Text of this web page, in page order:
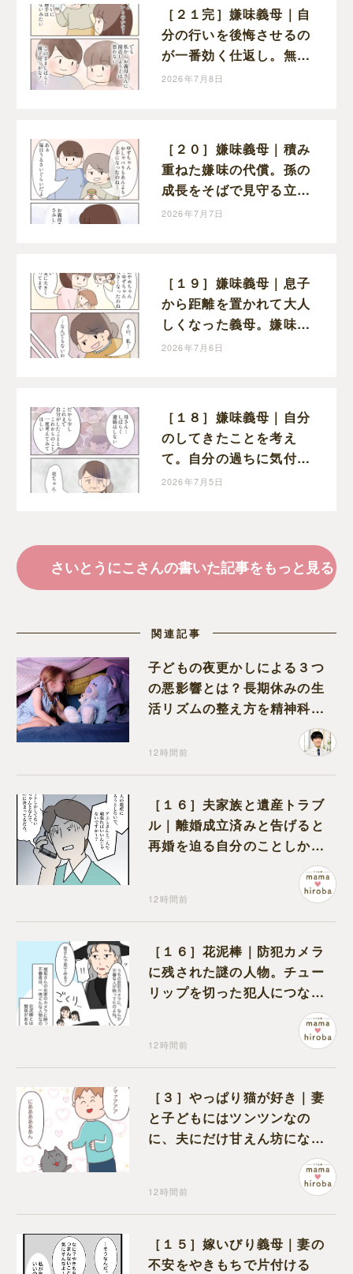
［２１完］嫌味義母｜自
分の行いを後悔させるの
が一番効く仕返し。無理
に戦わず距離を取ること
2026年7月8日
［２０］嫌味義母｜積み
重ねた嫌味の代償。孫の
成長をそばで見守る立場
を失って寂しさを抱える
2026年7月7日
［１９］嫌味義母｜息子
から距離を置かれて大人
しくなった義母。嫌味も
ないが謝罪もない
2026年7月6日
［１８］嫌味義母｜自分
のしてきたことを考え
て。自分の過ちに気付か
ない義母に距離を置くと
2026年7月5日
さいとうにこさんの書いた記事をもっと見る
関連記事
子どもの夜更かしによる３つ
の悪影響とは？長期休みの生
活リズムの整え方を精神科医
12時間前
［１６］夫家族と遺産トラブ
ル｜離婚成立済みと告げると
再婚を迫る自分のことしか考
12時間前
［１６］花泥棒｜防犯カメラ
に残された謎の人物。チュー
リップを切った犯人につなが
る証拠になるのか期待する
12時間前
［３］やっぱり猫が好き｜妻
と子どもにはツンツンなの
に、夫にだけ甘えん坊になる
12時間前
［１５］嫁いびり義母｜妻の
不安をやきもちで片付ける